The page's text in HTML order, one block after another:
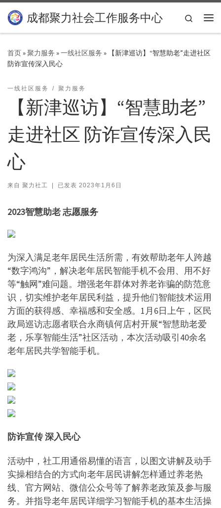
Skip to content
成都聚力社会工作服务中心
Search
首页»聚力服务 »一线社区服务 »
【新津巡访】“智慧助老”走进社区
防诈宣传深入民心
一线社区服务 聚力服务
【新津巡访】“智慧助老”
走进社区 防诈宣传深入民
心
来自 聚力社工 | 已发表 2023年1月6日
2023智慧助老 志愿服务
为深入满足老年居民生活所需，有效帮助老年人跨越
“数字鸿沟”，解决老年居民智能手机不会用、用不好
等“触网”难问题。增强老年群体对养老诈骗的防范意
识，切实维护老年居民利益，提升他们智能技术运用
方面的获得感、幸福感和安全感。1月6日上午，区民
政局巡访志愿者联合永商镇何店村开展“智慧助老爱
老，乐享智能生活”社区活动，本次活动吸引40余名
老年居民共学智能手机。
防诈宣传 深入民心
活动中，社工用通俗易懂的语言，以图文讲解及动手
实操相结合的方式向老年居民讲解怎样通过养老热
线、官方网站、微信公众号等了解养老政策及参与服
务。并指导老年居民详细学习智能手机的基本生活操